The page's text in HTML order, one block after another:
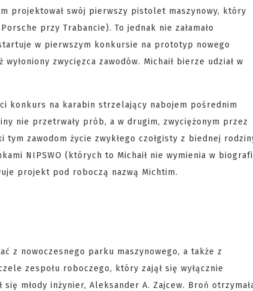
projektował swój pierwszy pistolet maszynowy, który
przy Trabancie). To jednak nie załamało
w pierwszym konkursie na prototyp nowego
zwycięzca zawodów. Michaił bierze udział w
konkurs na karabin strzelający nabojem pośrednim
nie przetrwały prób, a w drugim, zwyciężonym przez
zawodom życie zwykłego czołgisty z biednej
NIPSWO (których to Michaił nie wymienia w
projekt pod roboczą nazwą Michtim.
z nowoczesnego parku maszynowego, a także z
zespołu roboczego, który zajął się wyłącznie
młody inżynier, Aleksander A. Zajcew. Broń